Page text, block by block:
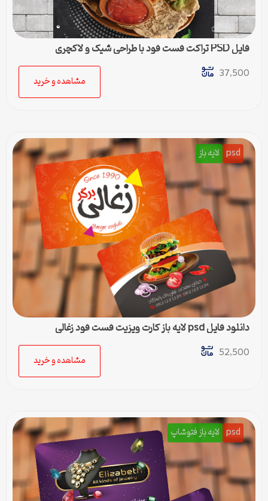
فایل PSD تراکت فست فود با طراحی شیک و لاکچری
37,500
مشاهده و خرید
psd لایه باز
دانلود فایل psd لایه باز کارت ویزیت فست فود زغالی
52,500
مشاهده و خرید
psd لایه باز فتوشاپ